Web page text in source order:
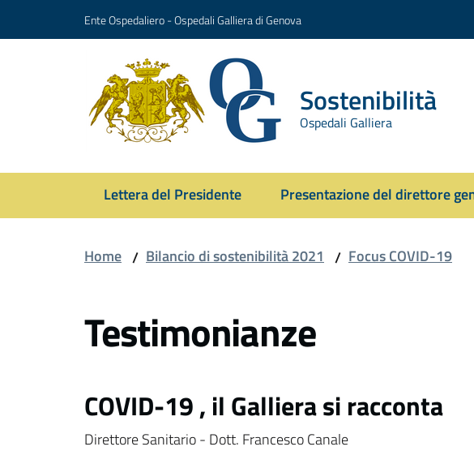
Vai al contenuto
Vai alla navigazioneEnte Ospedaliero - Ospedali Galliera di Genova
Sostenibilità
Ospedali Galliera
Lettera del Presidente Presentazione del direttore
Home / Bilancio di sostenibilità 2021 / Focus COVID-19
Testimonianze
COVID-19 , il Galliera si racconta
Direttore Sanitario - Dott. Francesco Canale